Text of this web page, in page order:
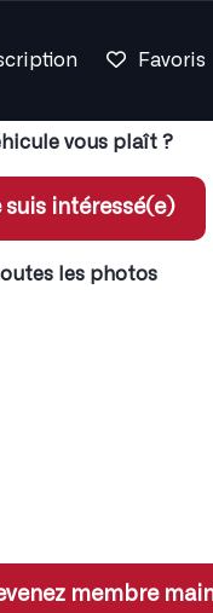
Favoris
vous plaît ?
suis intéressé(e)
les photos
membre